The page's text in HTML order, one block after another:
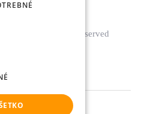
2022. All Rights Reserved